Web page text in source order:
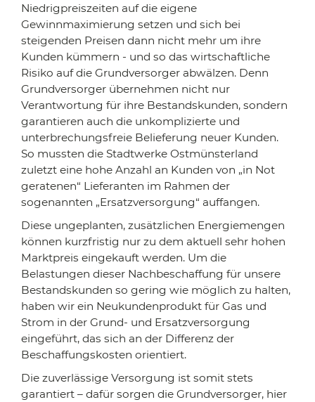
Niedrigpreiszeiten auf die eigene
Gewinnmaximierung setzen und sich bei
steigenden Preisen dann nicht mehr um ihre
Kunden kümmern - und so das wirtschaftliche
Risiko auf die Grundversorger abwälzen. Denn
Grundversorger übernehmen nicht nur
Verantwortung für ihre Bestandskunden, sondern
garantieren auch die unkomplizierte und
unterbrechungsfreie Belieferung neuer Kunden.
So mussten die Stadtwerke Ostmünsterland
zuletzt eine hohe Anzahl an Kunden von „in Not
geratenen“ Lieferanten im Rahmen der
sogenannten „Ersatzversorgung“ auffangen.
Diese ungeplanten, zusätzlichen Energiemengen
können kurzfristig nur zu dem aktuell sehr hohen
Marktpreis eingekauft werden. Um die
Belastungen dieser Nachbeschaffung für unsere
Bestandskunden so gering wie möglich zu halten,
haben wir ein Neukundenprodukt für Gas und
Strom in der Grund- und Ersatzversorgung
eingeführt, das sich an der Differenz der
Beschaffungskosten orientiert.
Die zuverlässige Versorgung ist somit stets
garantiert – dafür sorgen die Grundversorger, hier